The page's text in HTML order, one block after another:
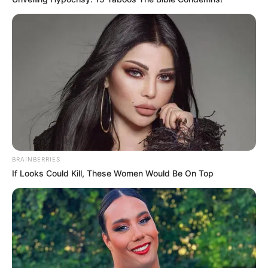
Atuação essencial na saúde pública
Os ACS e ACE desempenham um papel fundamental na promoção
da saúde e prevenção de doenças, especialmente em regiões mais
vulneráveis. Suas atividades incluem visitas domiciliares, orientação
à população, acompanhamento de casos suspeitos de doenças
infecciosas e participação em campanhas de vacinação. Com a
permissão para o acúmulo de cargos, espera-se uma ampliação do
alcance desses serviços, beneficiando diretamente a comunidade.
Benefícios e desafios da nova regulamentação
A permissão para o acúmulo de cargos pode trazer benefícios
como maior estabilidade financeira para os agentes, além de
reforçar a rede de atendimento em saúde. No entanto,
especialistas alertam que será fundamental garantir boas
condições de trabalho e evitar sobrecarga desses profissionais.
-111
BRAINBERRIES
If Looks Could Kill, These Women Would Be On Top